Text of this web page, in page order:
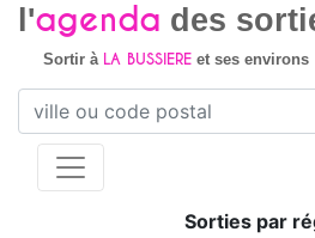
l'agenda des
Sortir à LA BUSSIEREet ses environs
Sorties par